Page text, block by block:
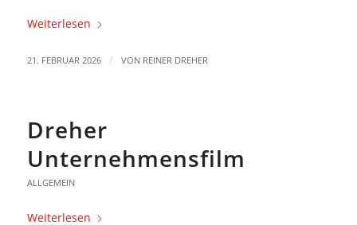
Weiterlesen
21. FEBRUAR 2026 / VON REINER DREHER
Dreher
Unternehmensfilm
ALLGEMEIN
Weiterlesen